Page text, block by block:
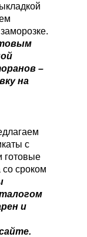
–
на
с
готовые
сроком
и